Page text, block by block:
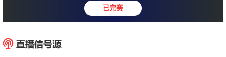
0 : 0